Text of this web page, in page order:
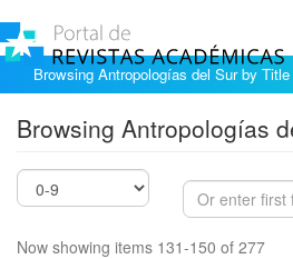
Browsing Antropologías del Sur by Title
Browsing Antropologías
Now showing items 131-150 of 277